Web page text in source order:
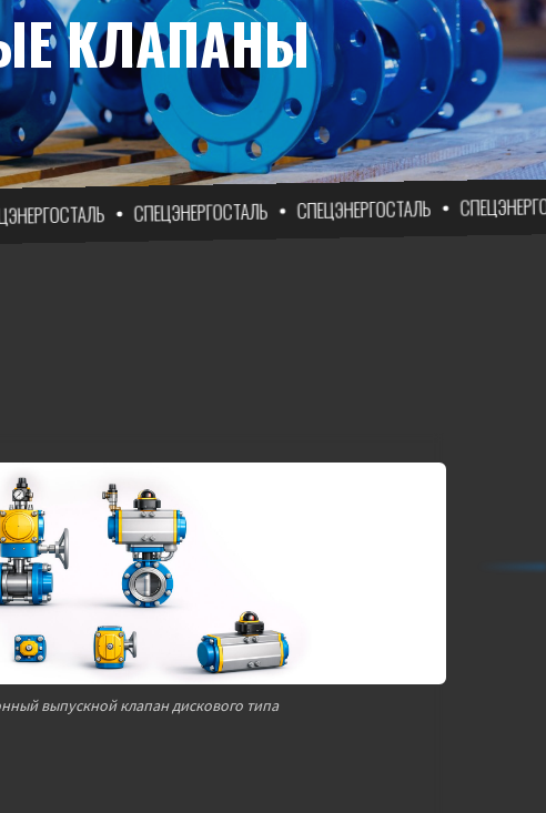
КЛАПАНЫ
СПЕЦЭНЕРГОСТАЛЬ СПЕЦЭНЕРГОСТАЛЬ СПЕЦЭНЕРГОСТАЛЬ
выпускной клапан дискового типа